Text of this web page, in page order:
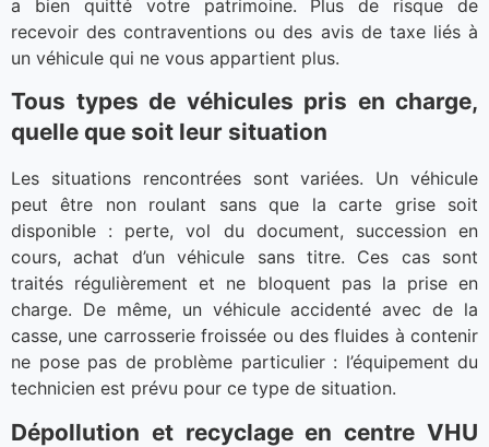
a bien quitté votre patrimoine. Plus de risque de
recevoir des contraventions ou des avis de taxe liés à
un véhicule qui ne vous appartient plus.
Tous types de véhicules pris en charge,
quelle que soit leur situation
Les situations rencontrées sont variées. Un véhicule
peut être non roulant sans que la carte grise soit
disponible : perte, vol du document, succession en
cours, achat d’un véhicule sans titre. Ces cas sont
traités régulièrement et ne bloquent pas la prise en
charge. De même, un véhicule accidenté avec de la
casse, une carrosserie froissée ou des fluides à contenir
ne pose pas de problème particulier : l’équipement du
technicien est prévu pour ce type de situation.
Dépollution et recyclage en centre VHU